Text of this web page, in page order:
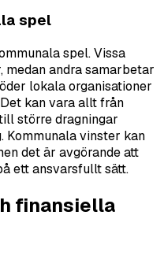
spel
spel. Vissa
andra samarbetar
lokala organisationer
kan vara allt från
större dragningar
Kommunala vinster kan
det är avgörande att
ett ansvarsfullt sätt.
finansiella